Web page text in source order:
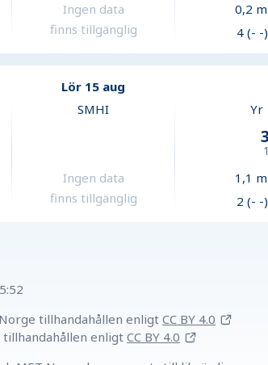
Ingen data
finns tillgänglig
0,2
4 (- -
Lör 15 aug
SMHI
Ingen data
finns tillgänglig
Yr
1,1
2 (- -
tillhandahållen enligt CC BY 4.0
enligt CC BY 4.0